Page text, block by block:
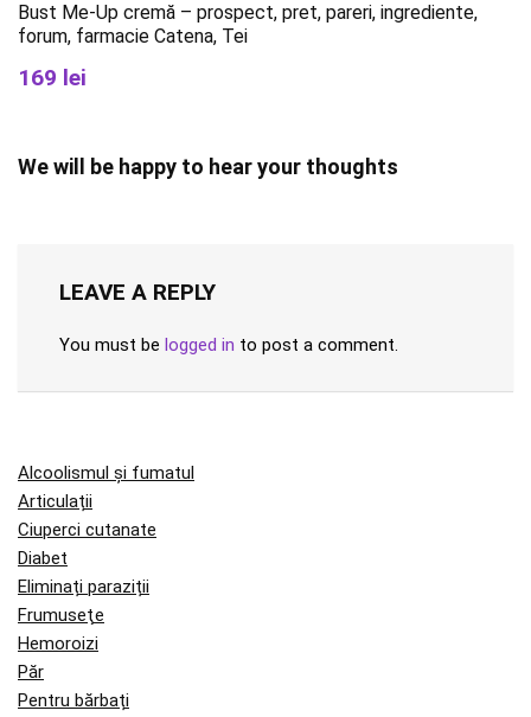
Bust Me-Up cremă – prospect, pret, pareri, ingrediente,
forum, farmacie Catena, Tei
169 lei
We will be happy to hear your thoughts
LEAVE A REPLY
You must be logged in to post a comment.
Alcoolismul și fumatul
Articulații
Ciuperci cutanate
Diabet
Eliminați paraziții
Frumuseţe
Hemoroizi
Păr
Pentru bărbați